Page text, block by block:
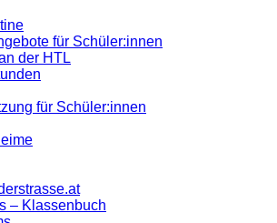
für Schüler:innen
der HTL
für Schüler:innen
– Klassenbuch